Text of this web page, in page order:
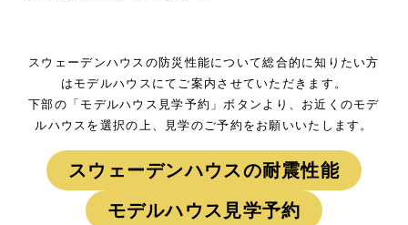
スウェーデンハウスの防災性能について総合的に知りたい方
はモデルハウスにてご案内させていただきます。
下部の「モデルハウス見学予約」ボタンより、お近くのモデ
ルハウスを選択の上、見学のご予約をお願いいたします。
スウェーデンハウスの耐震性能
モデルハウス見学予約